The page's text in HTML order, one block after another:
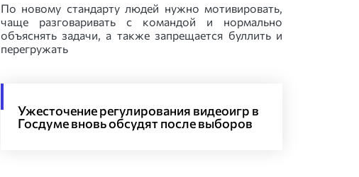
По новому стандарту людей нужно мотивировать,
чаще разговаривать с командой и нормально
объяснять задачи, а также запрещается буллить и
перегружать
Ужесточение регулирования видеоигр в
Госдуме вновь обсудят после выборов